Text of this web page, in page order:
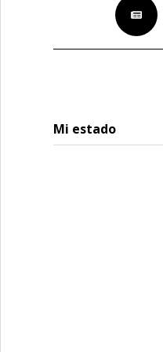
Mi estado